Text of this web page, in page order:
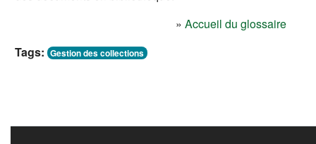
» Accueil du glossaire
Tags: Gestion des collections